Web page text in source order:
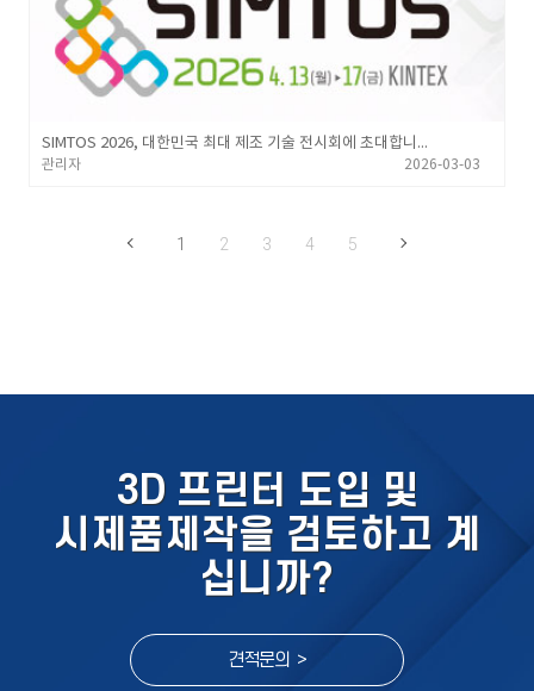
SIMTOS 2026, 대한민국 최대 제조 기술 전시회에 초대합니다.
관리자 2026-03-03
1 2 3 4 5
3D 프린터 도입 및
시제품제작을 검토하고 계
십니까?
견적문의 >